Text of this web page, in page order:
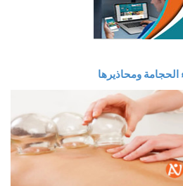
الحجامة ومحاذيرها